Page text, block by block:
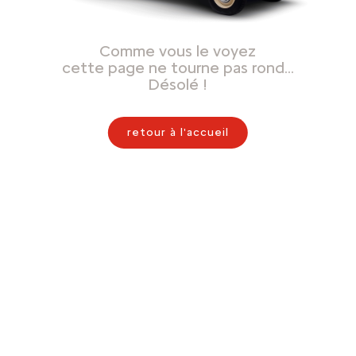
Comme vous le voyez
cette page ne tourne pas rond…
Désolé !
retour à l'accueil